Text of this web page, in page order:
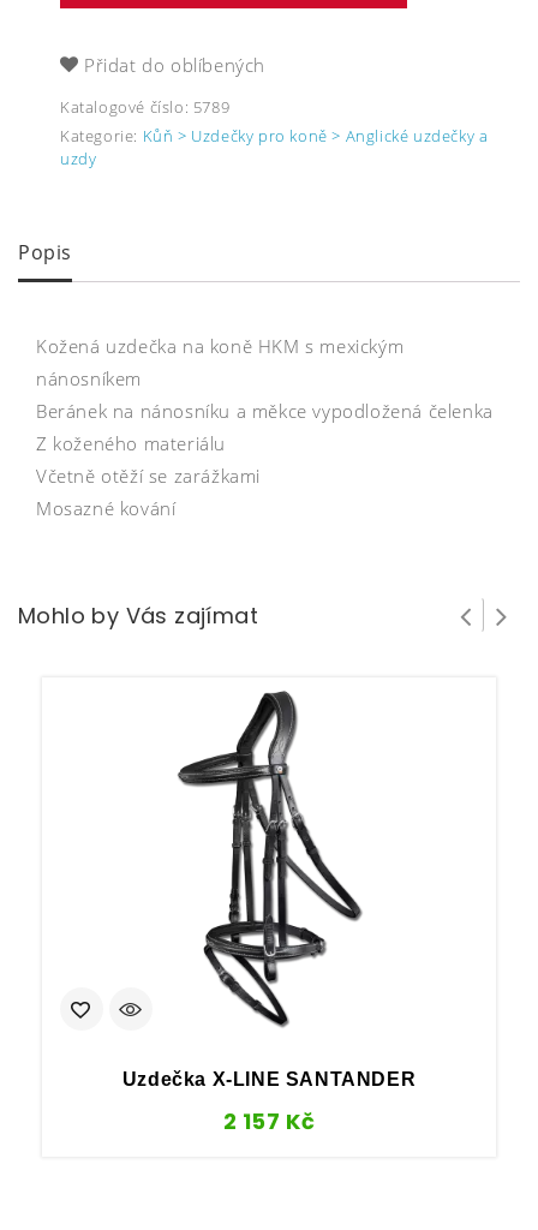
Přidat do oblíbených
Katalogové číslo: 5789
Kategorie: Kůň > Uzdečky pro koně > Anglické uzdečky a
uzdy
Popis
Kožená uzdečka na koně HKM s mexickým
nánosníkem
Beránek na nánosníku a měkce vypodložená čelenka
Z koženého materiálu
Včetně otěží se zarážkami
Mosazné kování
Mohlo by Vás zajímat
Uzdečka X-LINE SANTANDER
2 157 Kč